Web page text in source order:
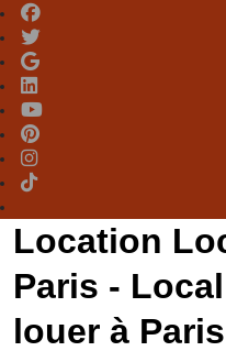
Location
Paris -
louer à Paris